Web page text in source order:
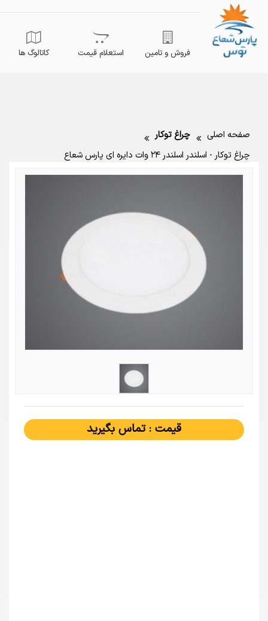
فروش و تامین استعلام قیمت کاتالوگ ها
صفحه اصلی
چراغ توکار
چراغ توکار - اسلندر اسلندر ۲۴ وات دایره ای پارس شعاع
قیمت : تماس بگیرید